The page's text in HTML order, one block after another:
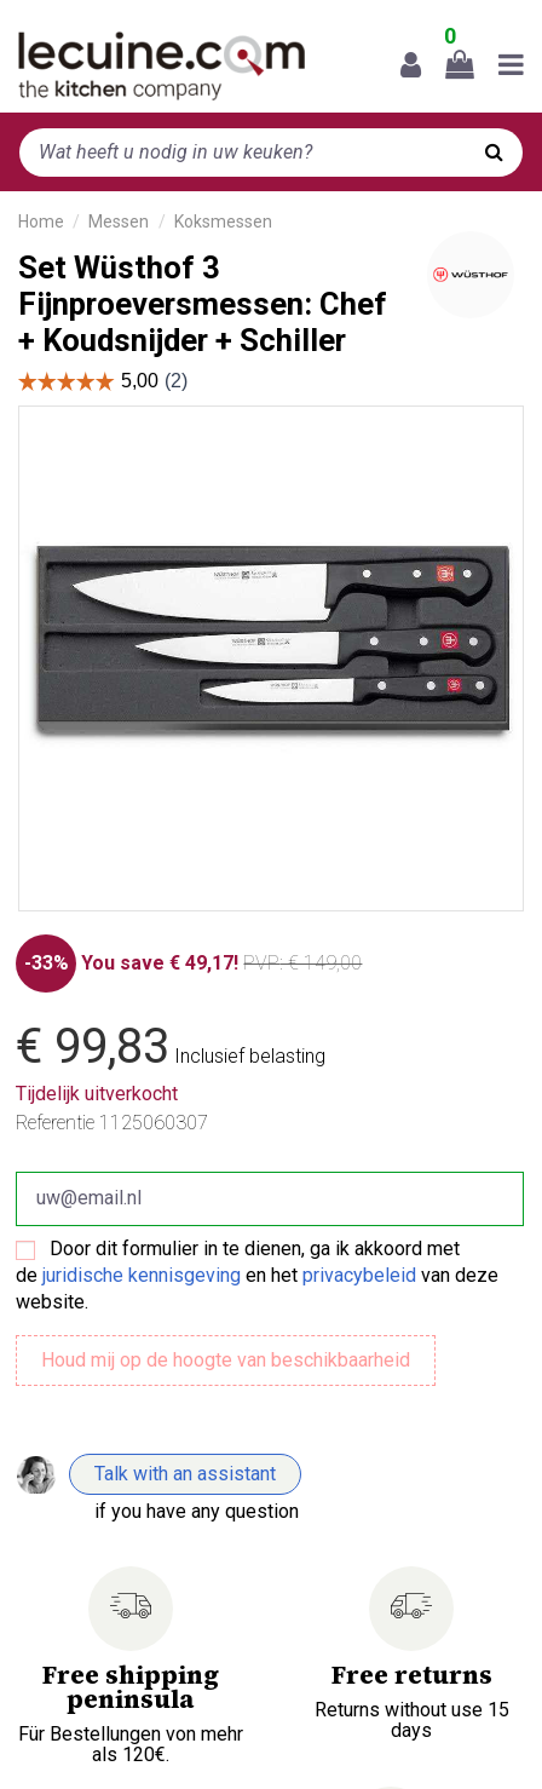
0
Home Messen Koksmessen
Set Wüsthof 3
Fijnproeversmessen: Chef
+ Koudsnijder + Schiller
-33% You save € 49,17! PVP: € 149,00
€ 99,83 Inclusief belasting
Tijdelijk uitverkocht
Referentie 1125060307
Door dit formulier in te dienen, ga ik akkoord met
dejuridische kennisgeving en hetprivacybeleid van deze
website.
Talk with an assistant
if you have any question
Free shipping
peninsula
Für Bestellungen von mehr
als 120€.
Free returns
Returns without use 15
days